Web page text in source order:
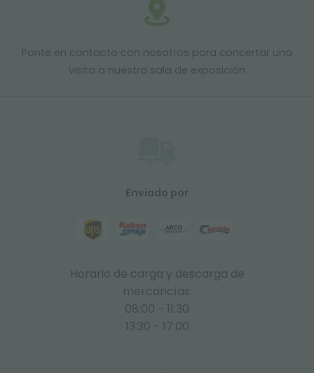
Ponte en contacto con nosotros para concertar una
visita a nuestra sala de exposición
Enviado por
Horario de carga y descarga de
mercancías:
08:00 - 11:30
13:30 - 17:00